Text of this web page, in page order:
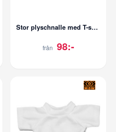
Stor plyschnalle med T-shirt
från 98:-